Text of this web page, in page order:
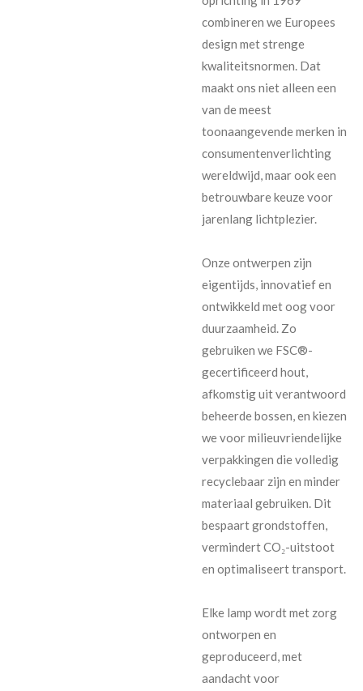
combineren we Europees
design met strenge
kwaliteitsnormen. Dat
maakt ons niet alleen een
van de meest
toonaangevende merken in
consumentenverlichting
wereldwijd, maar ook een
betrouwbare keuze voor
jarenlang lichtplezier.
Onze ontwerpen zijn
eigentijds, innovatief en
ontwikkeld met oog voor
duurzaamheid. Zo
gebruiken we FSC®-
gecertificeerd hout,
afkomstig uit verantwoord
beheerde bossen, en kiezen
we voor milieuvriendelijke
verpakkingen die volledig
recyclebaar zijn en minder
materiaal gebruiken. Dit
bespaart grondstoffen,
vermindert CO₂-uitstoot
en optimaliseert transport.
Elke lamp wordt met zorg
ontworpen en
geproduceerd, met
aandacht voor